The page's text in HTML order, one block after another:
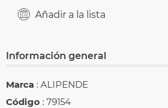
Añadir a la lista
Información general
Marca : ALIPENDE
Código : 79154